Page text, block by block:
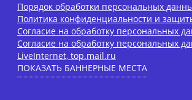
Порядок обработки персональных
Политика конфиденциальности и
Согласие на обработку персональных
Согласие на обработку персональных
LiveInternet, top.mail.ru
ПОКАЗАТЬ БАННЕРНЫЕ МЕСТА